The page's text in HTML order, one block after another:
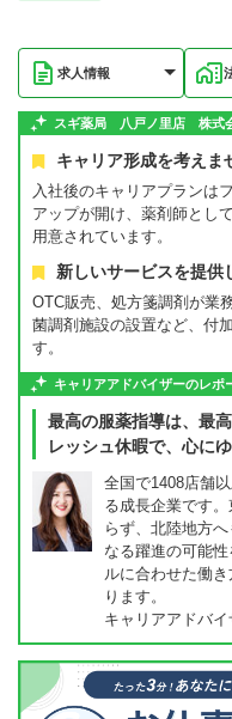
求人情報
スギ薬局 八戸ノ里店 株式
キャリア形成を考えま
入社後のキャリアプランは
アップが開け、薬剤師とし
用意されています。
新しいサービスを提供
OTC販売、処方箋調剤が業
菌調剤施設の設置など、付
す。
キャリアアドバイザーのレポ
最高の服薬指導は、最
レッシュ休暇で、心に
全国で1408店舗
る成長企業です
らず、北陸地方
なる躍進の可能
ルに合わせた働
ります。
キャリアアドバ